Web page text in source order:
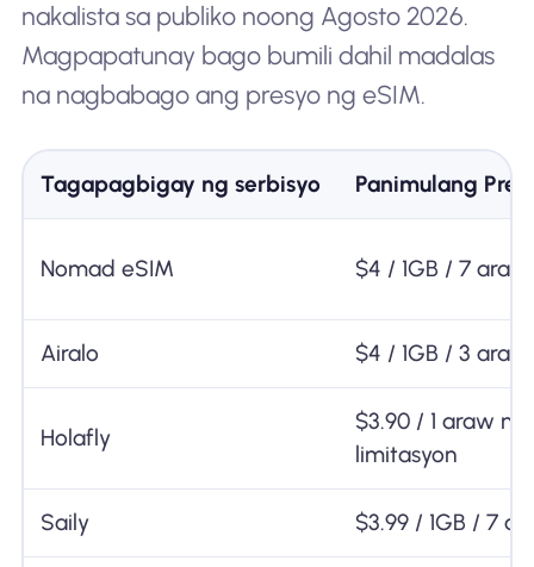
nakalista sa publiko noong Agosto 2026.
Magpapatunay bago bumili dahil madalas
na nagbabago ang presyo ng eSIM.
Tagapagbigay ng serbisyo Panimulang
Nomad eSIM $4 / 1GB / 7 araw
Airalo $4 / 1GB / 3 araw
Holafly
$3.90 / 1 araw
limitasyon
Saily $3.99 / 1GB / 7